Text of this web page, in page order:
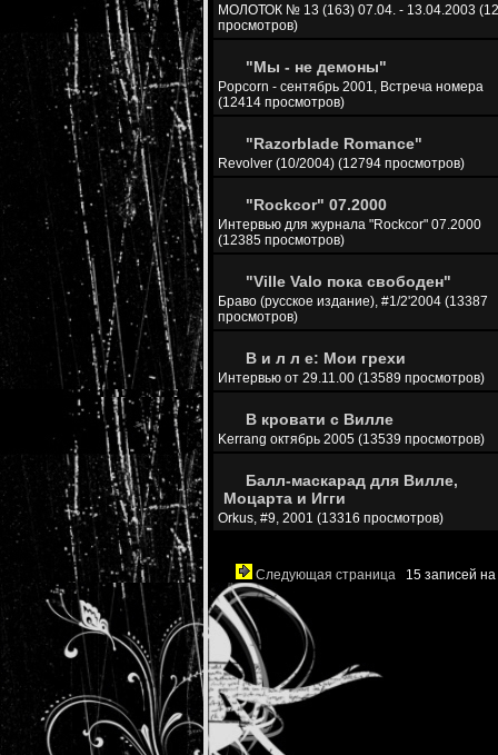
МОЛОТОК № 13 (163) 07.04. - 13.04.2003
просмотров)
"Мы - не демоны"
Popcorn - сентябрь 2001, Встреча номера
(12414 просмотров)
"Razorblade Romance"
Revolver (10/2004) (12794 просмотров)
"Rockcor" 07.2000
Интервью для журнала "Rockcor" 07.2000
(12385 просмотров)
"Ville Valo пока свободен"
Браво (русское издание), #1/2'2004 (13387
просмотров)
В и л л е: Мои грехи
Интервью от 29.11.00 (13589 просмотров)
В кровати с Вилле
Kerrang октябрь 2005 (13539 просмотров)
Балл-маскарад для Вилле,
Моцарта и Игги
Orkus, #9, 2001 (13316 просмотров)
Следующая страница 15 записей на